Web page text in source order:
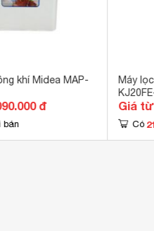
trắng tinh tế, dùng đẹp
khí Midea MAP-
đ
bán
Máy
Giá từ
Có